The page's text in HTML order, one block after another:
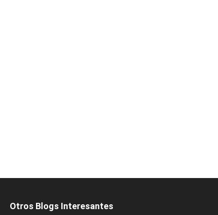
Otros Blogs Interesantes